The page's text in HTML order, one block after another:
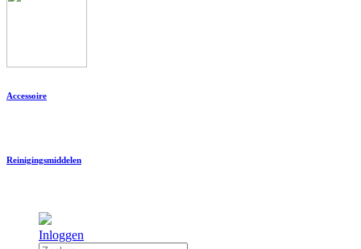
Accessoire
Reinigingsmiddelen
Inloggen